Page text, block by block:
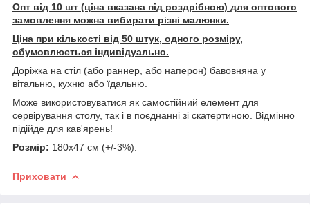
Опт від 10 шт (ціна вказана під роздрібною) для оптового
замовлення можна вибирати різні малюнки.
Ціна при кількості від 50 штук, одного розміру,
обумовлюється індивідуально.
Доріжка на стіл (або раннер, або наперон) бавовняна у
вітальню, кухню або їдальню.
Може використовуватися як самостійний елемент для
сервірування столу, так і в поєднанні зі скатертиною. Відмінно
підійде для кав'ярень!
Розмір: 180х47 см (+/-3%).
Приховати